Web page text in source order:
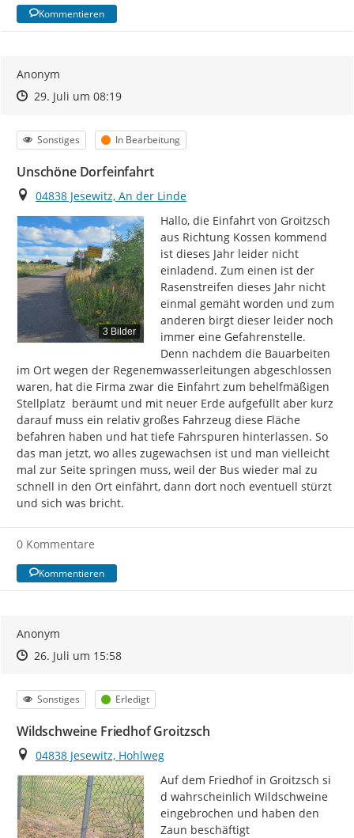
Kommentieren
Anonym
Zeitpunkt des Erstellens
Zeitpunkt des Erstellens
29. Juli um 08:19Zur Äußerung
Kategorie
Sonstiges Status
In Bearbeitung
Unschöne Dorfeinfahrt
Ort
04838 Jesewitz, An der Linde
3 Bilder
Hallo, die Einfahrt von Groitzsch
aus Richtung Kossen kommend
ist dieses Jahr leider nicht
einladend. Zum einen ist der
Rasenstreifen dieses Jahr nicht
einmal gemäht worden und zum
anderen birgt dieser leider noch
immer eine Gefahrenstelle.
Denn nachdem die Bauarbeiten
im Ort wegen der Regenemwasserleitungen abgeschlossen
waren, hat die Firma zwar die Einfahrt zum behelfmäßigen
Stellplatz  beräumt und mit neuer Erde aufgefüllt aber kurz
darauf muss ein relativ großes Fahrzeug diese Fläche
befahren haben und hat tiefe Fahrspuren hinterlassen. So
das man jetzt, wo alles zugewachsen ist und man vielleicht
mal zur Seite springen muss, weil der Bus wieder mal zu
schnell in den Ort einfährt, dann dort noch eventuell stürzt
und sich was bricht.
0 Kommentare
Kommentieren
Anonym
Zeitpunkt des Erstellens
Zeitpunkt des Erstellens
26. Juli um 15:58Zur Äußerung
Kategorie
Sonstiges Status
Erledigt
Wildschweine Friedhof Groitzsch
Ort
04838 Jesewitz, Hohlweg
Auf dem Friedhof in Groitzsch si
d wahrscheinlich Wildschweine
eingebrochen und haben den
Zaun beschäftigt